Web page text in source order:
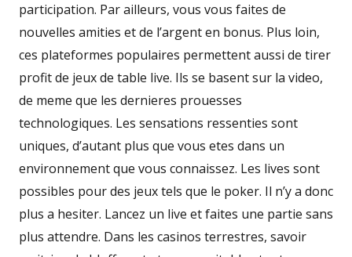
participation. Par ailleurs, vous vous faites de
nouvelles amities et de l’argent en bonus. Plus loin,
ces plateformes populaires permettent aussi de tirer
profit de jeux de table live. Ils se basent sur la video,
de meme que les dernieres prouesses
technologiques. Les sensations ressenties sont
uniques, d’autant plus que vous etes dans un
environnement que vous connaissez. Les lives sont
possibles pour des jeux tels que le poker. Il n’y a donc
plus a hesiter. Lancez un live et faites une partie sans
plus attendre. Dans les casinos terrestres, savoir